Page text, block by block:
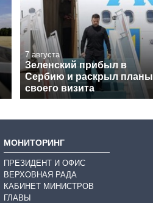
7 августа
Зеленский прибыл в
Сербию и раскрыл планы
своего визита
МОНИТОРИНГ
ПРЕЗИДЕНТ И ОФИС
ВЕРХОВНАЯ РАДА
КАБИНЕТ МИНИСТРОВ
ГЛАВЫ